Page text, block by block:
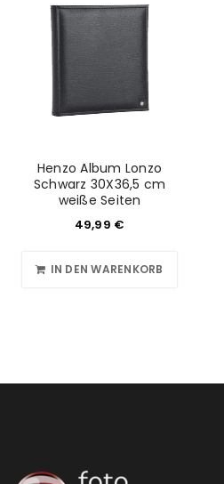
Henzo Album Lonzo
Schwarz 30X36,5 cm
weiße Seiten
49,99 €
IN DEN WARENKORB